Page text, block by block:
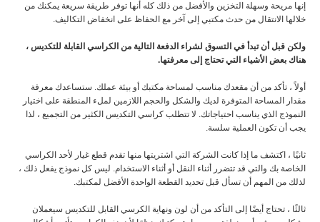
إنها مريحة وسهلة التخزين والأفضل من ذلك كله أنها توفر طريقة سريعة يمكنك من
خلالها الانتقال من حدث مكتبي إلى آخر مع الحفاظ على انخفاض التكاليف.
ولكن قبل أن تبدأ في التسوق لشراء الدفعة التالية من الكراسي القابلة للتكديس ،
هناك بعض الأشياء التي تحتاج إلى معرفتها.
أولاً ، تأكد من أن مقعدك مناسب لمساحة مكتبك أو بيئة عملك. ستساعدك معرفة
مقدار المساحة المتوفرة لديك والشكل والحجم اللازمين لملء المنطقة على اختيار
النموذج الذي يناسب احتياجاتك. لا تتطلب كراسي التكديس الكثير من التجميع ، لذا
يجب أن تكون العملية سلسة.
ثانيًا ، اكتشف ما إذا كانت الشركة التي اشتريتها منها تقدم قطع غيار لأحد الكراسي
الخاصة بك والتي قد تتضرر أثناء النقل أو أثناء الاستخدام. ليس كل نموذج يفعل ذلك ،
لذلك من المهم أن تسأل قبل تحديد القطعة الواحدة الأفضل لمكتبك.
ثالثًا ، تحتاج أيضًا إلى التأكد من أن لون ونهاية الكرسي القابل للتكديس سيعملان